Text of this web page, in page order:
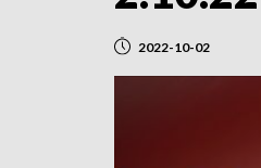
2022-10-02